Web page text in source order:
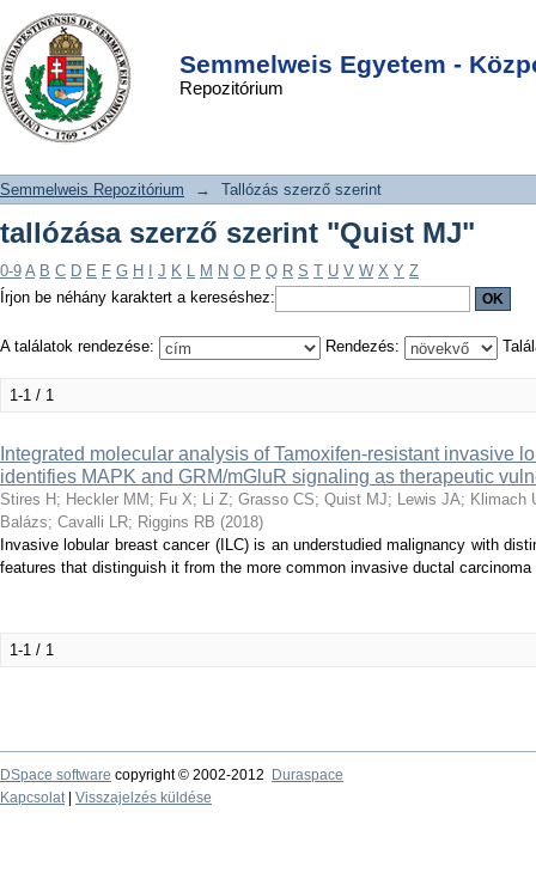
Semmelweis Egyetem -
Repozitórium
tallózása szerző szerint "Quist MJ"
DSpace/Manakin Repository
Semmelweis Repozitórium → Tallózás szerző szerint
tallózása szerző szerint "Quist MJ"
0-9 A B C D E F G H J K L M N O P Q R S T U V W X Y Z
Írjon be néhány karaktert a kereséshez:
A találatok rendezése: Rendezés:
1-1 / 1
Integrated molecular analysis of Tamoxifen-resistant invasive
identifies MAPK and GRM/mGluR signaling as therapeutic
Stires H ; Heckler MM ; Fu X; Li Z; Grasso CS; Quist MJ; Lewis JA; Klimach
Balázs; Cavalli LR; Riggins RB (2018)
Invasive lobular breast cancer (ILC) is an understudied malignancy with
features that distinguish it from the more common invasive ductal
1-1 / 1
DSpace software copyright © 2002-2012
Duraspace
Kapcsolat| Visszajelzés küldése